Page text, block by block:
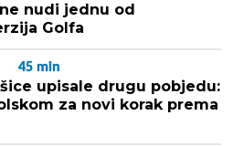
nudi jednu od
Golfa
45 min
upisale drugu pobjedu:
za novi korak prema